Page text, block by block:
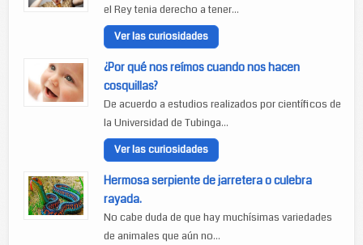
el Rey tenia derecho a tener...
Ver las curiosidades
¿Por qué nos reímos cuando nos hacen
cosquillas?
De acuerdo a estudios realizados por científicos de
la Universidad de Tubinga...
Ver las curiosidades
Hermosa serpiente de jarretera o culebra
rayada.
No cabe duda de que hay muchísimas variedades
de animales que aún no...